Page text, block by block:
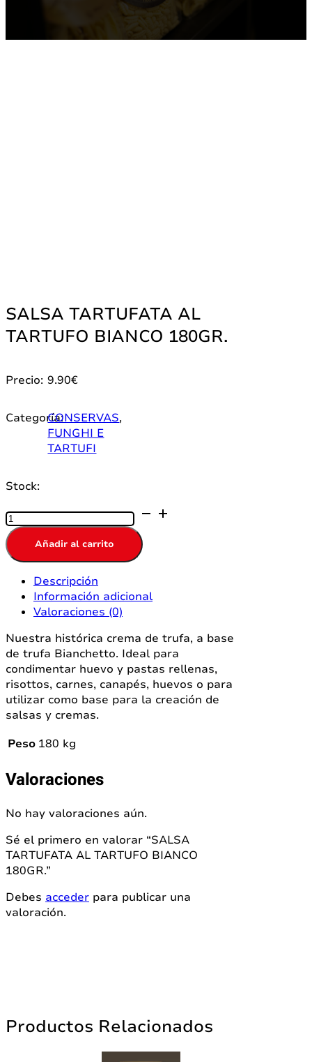
SALSA TARTUFATA AL
TARTUFO BIANCO 180GR.
Precio: 9.90€
Categoría:CONSERVAS,
FUNGHI E
TARTUFI
Stock:
SALSA
TARTUFATA
AL
TARTUFO
BIANCO
180GR.
cantidad
Añadir al carrito
Descripción
Información adicional
Valoraciones (0)
Nuestra histórica crema de trufa, a base
de trufa Bianchetto. Ideal para
condimentar huevo y pastas rellenas,
risottos, carnes, canapés, huevos o para
utilizar como base para la creación de
salsas y cremas.
Peso 180 kg
Valoraciones
No hay valoraciones aún.
Sé el primero en valorar “SALSA
TARTUFATA AL TARTUFO BIANCO
180GR.”
Debes acceder para publicar una
valoración.
Productos Relacionados